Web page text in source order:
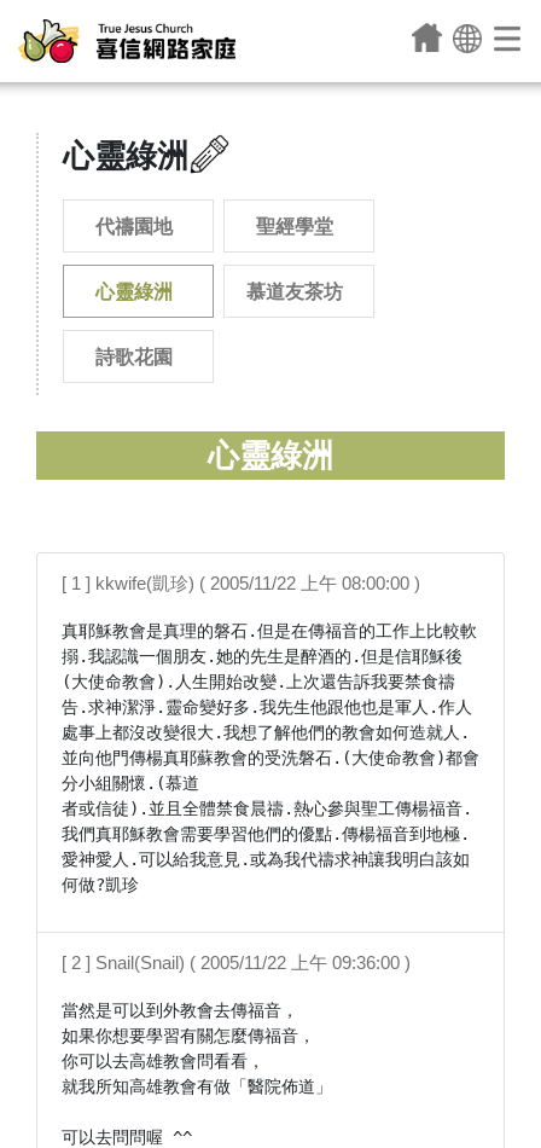
心靈綠洲
代禱園地 聖經學堂
心靈綠洲 慕道友茶坊
詩歌花園
心靈綠洲
[ 1 ] kkwife(凱珍) ( 2005/11/22 上午 08:00:00 )
真耶穌教會是真理的磐石.但是在傳福音的工作上比較軟
搦.我認識一個朋友.她的先生是醉酒的.但是信耶穌後
(大使命教會).人生開始改變.上次還告訴我要禁食禱
告.求神潔淨.靈命變好多.我先生他跟他也是軍人.作人
處事上都沒改變很大.我想了解他們的教會如何造就人.
並向他門傳楊真耶蘇教會的受洗磐石.(大使命教會)都會
分小組關懷.(慕道
者或信徒).並且全體禁食晨禱.熱心參與聖工傳楊福音.
我們真耶穌教會需要學習他們的優點.傳楊福音到地極.
愛神愛人.可以給我意見.或為我代禱求神讓我明白該如
何做?凱珍
[ 2 ] Snail(Snail) ( 2005/11/22 上午 09:36:00 )
當然是可以到外教會去傳福音，
如果你想要學習有關怎麼傳福音，
你可以去高雄教會問看看，
就我所知高雄教會有做「醫院佈道」
可以去問問喔 ^^